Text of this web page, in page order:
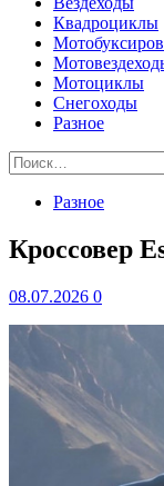
Квадроциклы
Мотоциклы
Снегоходы
Разное
Найти:
Разное
Кроссовер
08.07.2026 0